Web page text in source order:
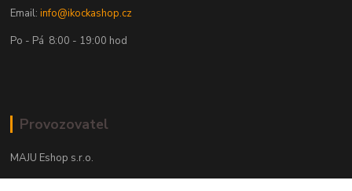
Email:info@ikockashop.cz
Po - Pá 8:00 - 19:00 hod
Provozovatel
MAJU Eshop s.r.o.